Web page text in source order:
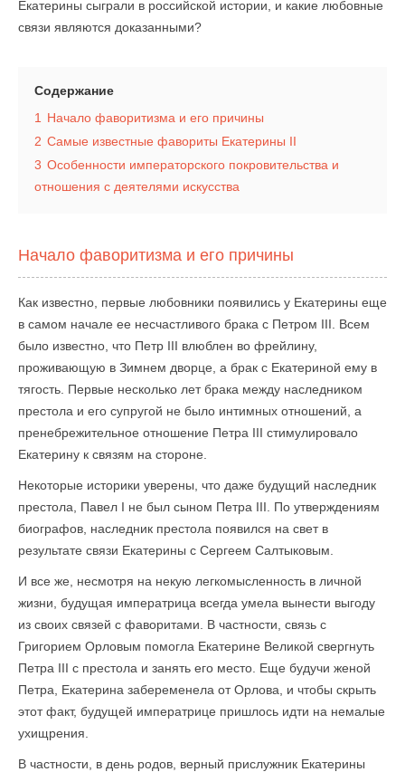
Екатерины сыграли в российской истории, и какие любовные
связи являются доказанными?
Содержание
1
Начало фаворитизма и его причины
2 Самые известные фавориты Екатерины II
3 Особенности императорского покровительства и
отношения с деятелями искусства
Начало фаворитизма и его причины
Как известно, первые любовники появились у Екатерины еще
в самом начале ее несчастливого брака с Петром III. Всем
было известно, что Петр III влюблен во фрейлину,
проживающую в Зимнем дворце, а брак с Екатериной ему в
тягость. Первые несколько лет брака между наследником
престола и его супругой не было интимных отношений, а
пренебрежительное отношение Петра III стимулировало
Екатерину к связям на стороне.
Некоторые историки уверены, что даже будущий наследник
престола, Павел I не был сыном Петра III. По утверждениям
биографов, наследник престола появился на свет в
результате связи Екатерины с Сергеем Салтыковым.
И все же, несмотря на некую легкомысленность в личной
жизни, будущая императрица всегда умела вынести выгоду
из своих связей с фаворитами. В частности, связь с
Григорием Орловым помогла Екатерине Великой свергнуть
Петра III с престола и занять его место. Еще будучи женой
Петра, Екатерина забеременела от Орлова, и чтобы скрыть
этот факт, будущей императрице пришлось идти на немалые
ухищрения.
В частности, в день родов, верный прислужник Екатерины